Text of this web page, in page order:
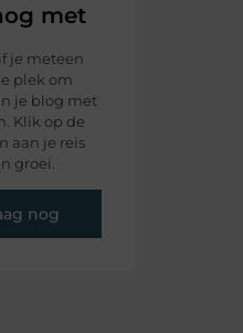
met
je meteen
plek om
je blog met
Klik op de
aan je reis
groei.
nog